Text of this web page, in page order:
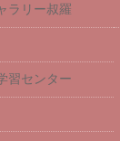
ラリー叔羅
習センター